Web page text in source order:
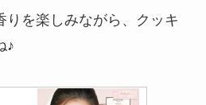
りを楽しみながら、クッキ
♪